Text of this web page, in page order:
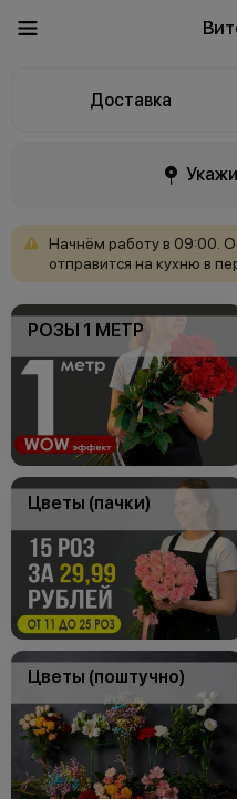
Доставка
Начнём работу в 09:00.
отправится на кухню в
РОЗЫ 1 МЕТР
Цветы (пачки)
Цветы (поштучно)